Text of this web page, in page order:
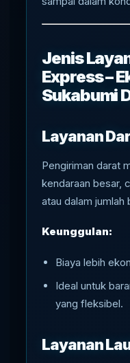
Jenis
Express –
Sukabumi
Layanan
Pengiriman darat
kendaraan besar,
atau dalam jumlah
Keunggulan:
Biaya lebih
Ideal untuk
yang fleksibel.
Layanan